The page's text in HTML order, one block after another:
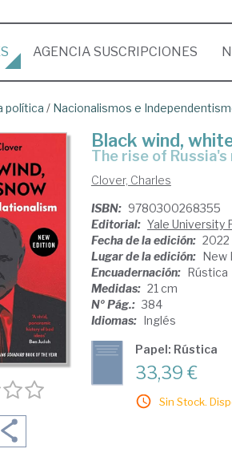
AGENCIA SUSCRIPCIONES
política / Nacionalismos e
Black wind,
the rise of
Clover, Charles
ISBN: 9780300268355
Editorial: Yale University
Fecha de la edición: 2022
Lugar de la edición: New
Encuadernación: Rústica
Medidas: 21 cm
Nº Pág.: 384
Idiomas: Inglés
Papel: Rústica
33,39 €
Sin Stock.